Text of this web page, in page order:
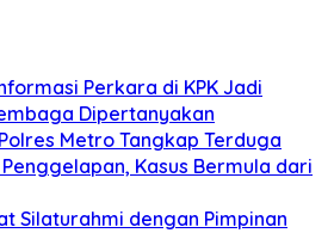
Perkara di KPK Jadi
Dipertanyakan
Metro Tangkap Terduga
Kasus Bermula dari
Silaturahmi dengan Pimpinan